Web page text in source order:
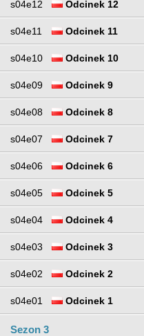
s04e12 Odcinek 12
s04e11 Odcinek 11
s04e10 Odcinek 10
s04e09 Odcinek 9
s04e08 Odcinek 8
s04e07 Odcinek 7
s04e06 Odcinek 6
s04e05 Odcinek 5
s04e04 Odcinek 4
s04e03 Odcinek 3
s04e02 Odcinek 2
s04e01 Odcinek 1
Sezon 3